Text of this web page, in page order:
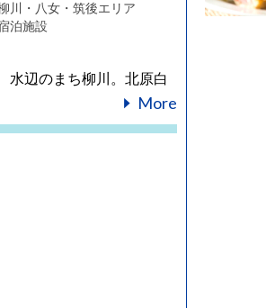
川・八女・筑後エリア
泊施設
水辺のまち柳川。北原白
More